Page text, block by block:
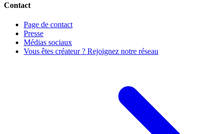
Contact
Page de contact
Presse
Médias sociaux
Vous êtes créateur ? Rejoignez notre réseau